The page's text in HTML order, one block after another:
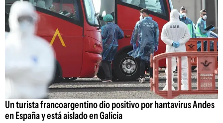
Un turista francoargentino dio positivo por hantavirus Andes
en España y está aislado en Galicia